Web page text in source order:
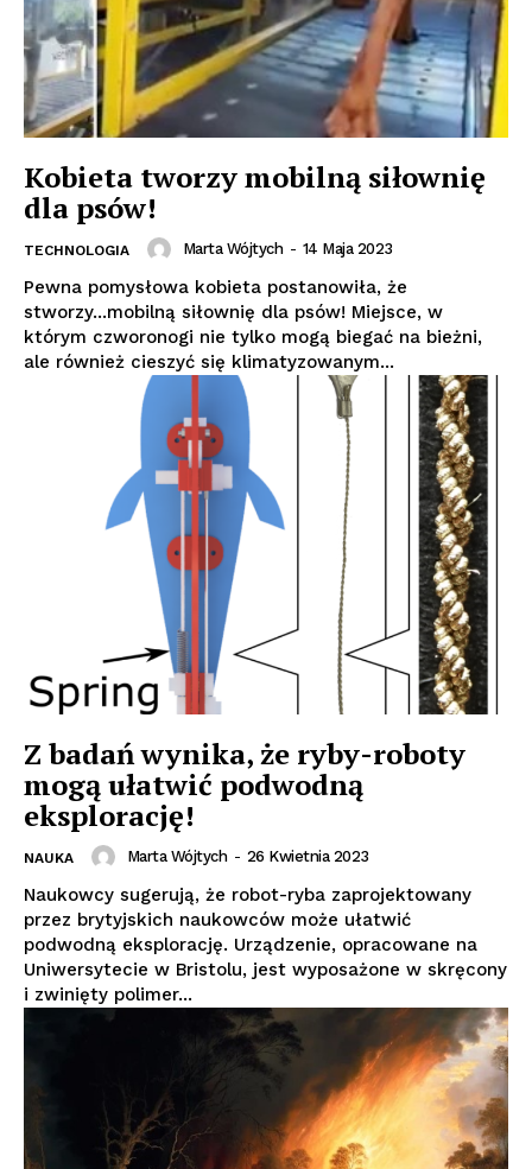
Kobieta tworzy mobilną siłownię
dla psów!
TECHNOLOGIA Marta Wójtych - 14 Maja 2023
Pewna pomysłowa kobieta postanowiła, że
stworzy...mobilną siłownię dla psów! Miejsce, w
którym czworonogi nie tylko mogą biegać na bieżni,
ale również cieszyć się klimatyzowanym...
Z badań wynika, że ryby-roboty
mogą ułatwić podwodną
eksplorację!
NAUKA Marta Wójtych - 26 Kwietnia 2023
Naukowcy sugerują, że robot-ryba zaprojektowany
przez brytyjskich naukowców może ułatwić
podwodną eksplorację. Urządzenie, opracowane na
Uniwersytecie w Bristolu, jest wyposażone w skręcony
i zwinięty polimer...